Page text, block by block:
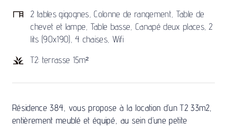
2 tables gigognes, Colonne de rangement, Table de
chevet et lampe, Table basse, Canapé deux places, 2
lits (90x190), 4 chaises, Wifi
T2: terrasse 15m²
Résidence 384, vous propose à la location d’un T2 33m2,
entièrement meublé et équipé, au sein d’une petite